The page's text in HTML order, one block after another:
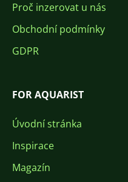
Proč inzerovat u nás
Obchodní podmínky
GDPR
FOR AQUARIST
Úvodní stránka
Inspirace
Magazín